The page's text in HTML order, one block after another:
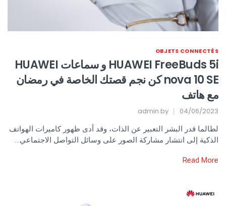
OBJETS CONNECTÉS
HUAWEI FreeBuds 5i و سماعات HUAWEI
nova 10 SE كن نجم قصتك الخاصة في رمضان
مع هاتف
04/06/2023
admin
لطالما قدر البشر التعبير عن الذات، وقد أدى ظهور كاميرات الهواتف
الذكية إلى انتشار مشاركة الصور على وسائل التواصل الاجتماعي…
Read More